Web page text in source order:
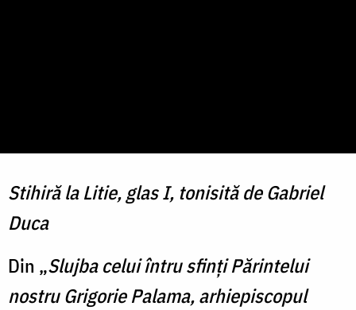
Stihiră la Litie, glas I, tonisită de Gabriel
Duca
Din „Slujba celui întru sfinți Părintelui
nostru Grigorie Palama, arhiepiscopul